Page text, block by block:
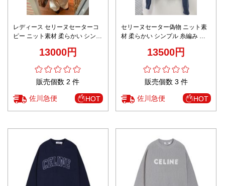
レディース セリーヌセーターコ
ピー ニット素材 柔らかい シンプ
13000円
販売個数 2 件
佐川急便 HOT
セリーヌセーター偽物 ニット素
材 柔らかい シンプル 糸編み 暖
13500円
販売個数 3 件
佐川急便 HOT